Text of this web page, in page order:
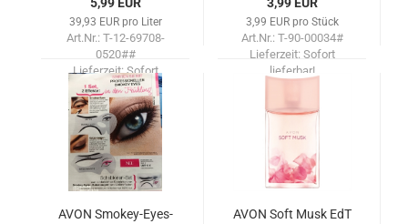
39,93 EUR pro Liter
Art.Nr.: T-12-69708-
0520##
Lieferzeit:Sofort
lieferbar!
3,99 EUR pro Stück
Art.Nr.: T-90-00034#
Lieferzeit: Sofort
lieferbar!
AVON Smokey-​​Eyes-
AVON Soft Musk EdT